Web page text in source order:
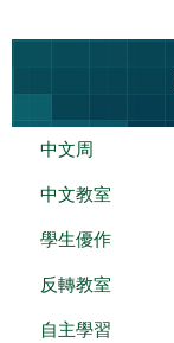
中文周
中文教室
學生優作
反轉教室
自主學習